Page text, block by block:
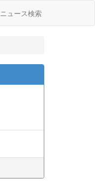
ニュース検索